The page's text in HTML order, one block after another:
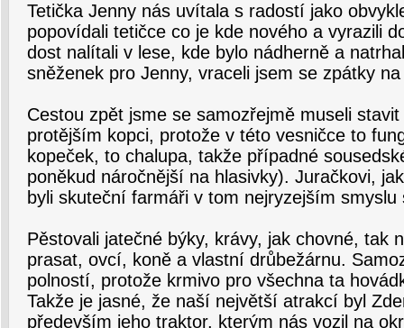
Tetička Jenny nás uvítala s radostí jako
popovídali tetičce co je kde nového a vyrazili
dost nalítali v lese, kde bylo nádherně a
sněženek pro Jenny, vraceli jsem se zpátky
Cestou zpět jsme se samozřejmě museli
protějším kopci, protože v této vesničce to
kopeček, to chalupa, takže případné
poněkud náročnější na hlasivky). Juračkovi,
byli skuteční farmáři v tom nejryzejším smyslu
Pěstovali jatečné býky, krávy, jak chovné, tak
prasat, ovcí, koně a vlastní drůbežárnu.
polností, protože krmivo pro všechna ta
Takže je jasné, že naší největší atrakcí byl
především jeho traktor, kterým nás vozil na